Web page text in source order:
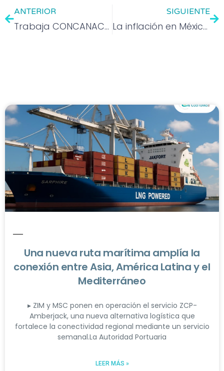
ANTERIOR
Trabaja CONCANACO para brindar más recursos a guarderías del IMSS
SIGUIENTE
La inflación en México repunta al 4,48 % en la primera quincena de marzo
Una nueva ruta marítima amplía la
conexión entre Asia, América Latina y el
Mediterráneo
▸ ZIM y MSC ponen en operación el servicio ZCP-
Amberjack, una nueva alternativa logística que
fortalece la conectividad regional mediante un servicio
semanal.La Autoridad Portuaria
LEER MÁS »